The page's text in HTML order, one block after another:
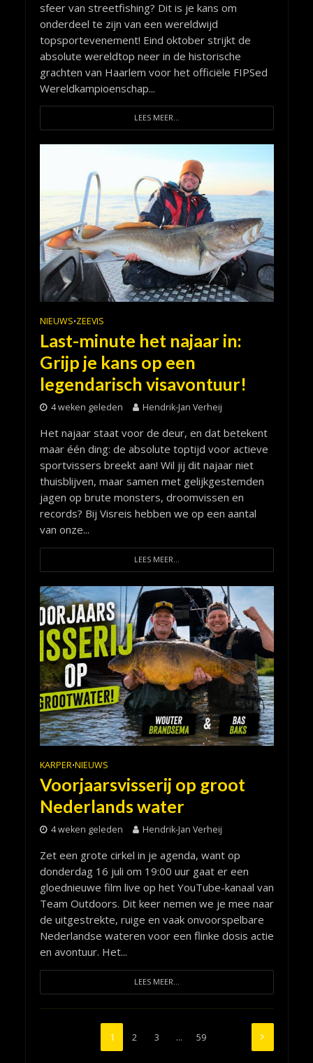
sfeer van streetfishing? Dit is je kans om
onderdeel te zijn van een wereldwijd
topsportevenement! Eind oktober strijkt de
absolute wereldtop neer in de historische
grachten van Haarlem voor het officiële FIPSed
Wereldkampioenschap...
LEES MEER...
NIEUWS•ZEEVIS
Last-minute het najaar in:
Grijp je kans op een
legendarisch visavontuur!
4 weken geleden Hendrik-Jan Verheij
Het najaar staat voor de deur, en dat betekent
maar één ding: de absolute toptijd voor actieve
sportvissers breekt aan! Wil jij dit najaar niet
thuisblijven, maar samen met gelijkgestemden
jagen op brute monsters, droomvissen en
records? Bij Visreis hebben we op een aantal
van onze...
LEES MEER...
KARPER•NIEUWS
Voorjaarsvisserij op groot
Nederlands water
4 weken geleden Hendrik-Jan Verheij
Zet een grote cirkel in je agenda, want op
donderdag 16 juli om 19:00 uur gaat er een
gloednieuwe film live op het YouTube-kanaal van
Team Outdoors. Dit keer nemen we je mee naar
de uitgestrekte, ruige en vaak onvoorspelbare
Nederlandse wateren voor een flinke dosis actie
en avontuur. Het...
LEES MEER...
1 2 3 … 59